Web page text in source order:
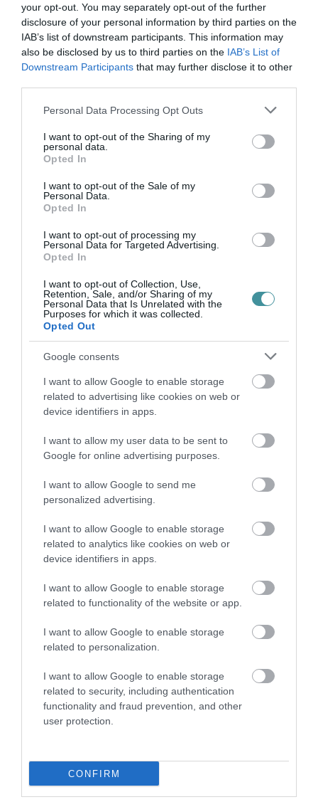
your opt-out. You may separately opt-out of the further
disclosure of your personal information by third parties on the
IAB’s list of downstream participants. This information may
also be disclosed by us to third parties on the IAB’s List of
Downstream Participants that may further disclose it to other
Please note that this website/app uses one or more Google
not limited to your visit or usage behaviour. You may click to
grant or deny consent to Google and its third-party tags to
use your data for below specified purposes in below Google
consent section.
Personal Data Processing Opt Outs
I want to opt-out of the Sharing of my
personal data.
Opted In
I want to opt-out of the Sale of my
Personal Data.
Opted In
I want to opt-out of processing my
Personal Data for Targeted Advertising.
Opted In
I want to opt-out of Collection, Use,
Retention, Sale, and/or Sharing of my
Personal Data that Is Unrelated with the
Purposes for which it was collected.
Opted Out
Google consents
I want to allow Google to enable storage
related to advertising like cookies on web or
device identifiers in apps.
I want to allow my user data to be sent to
Google for online advertising purposes.
I want to allow Google to send me
personalized advertising.
I want to allow Google to enable storage
related to analytics like cookies on web or
device identifiers in apps.
I want to allow Google to enable storage
related to functionality of the website or app.
I want to allow Google to enable storage
related to personalization.
I want to allow Google to enable storage
related to security, including authentication
functionality and fraud prevention, and other
user protection.
CONFIRM
Az iskolák újranyitásának feltétele az oktatásban dolgozók
koronavírus elleni védettsége – rögzítették az MTI-hez kedden
eljuttatott közös nyilatkozatukban oktatási szakszervezetek és
szakértők. ...
2021. április 13|Mindenki ügye
A pedagógusok 87 százaléka nem szeretne visszatérni a jelenléti
oktatáshoz április 19-én, azonban ha ezt mégis visszavezetik, 54
százalékuk bemenne a munkahelyére és megtartaná az óráit -
derül ki ...
2021. május 03|Mindenki ügye
A szervezet közleményét változtatás nélkül közzétesszük: Az
ADOM Diákmozgalom (korábbi nevén: Független Diákparlament)
petíciót indít a középiskolákban és felső tagozaton május 10-től
tervezett ...
ÍME, A 2021/2022-ES ISKOLAI TANÉV RENDJE
2021. június 09|Mindenki ügye
A kedden késő este megjelent Magyar Közlönyben kihirdették az
emberi erőforrások miniszterének rendeletét a 2021/2022. tanév
rendjéről. A rendelet szerint az első tanítási nap 2021.
MÉG JOBBAN KÖZPONTOSÍTHATJA A TANKÖNYVPIACOT A
2021. június 09
Mindenki ügye
Már nemcsak a tankönyvfejlesztésre, iskolák, könyvtárak
neki tetsző cégeket – írja a Népszava. A jövőben már nemcsak
az állami t...
DIGITÁLIS TANKÖNYVI FELÜLETET FEJLESZT AZ ESZTERHÁZY
KÁROLY EGYETEM
2021. június 21| Eger ügye
Digitális Tankönyvi Felületet fejleszt az Eszterházy Károly
Egyetem a Katolikus Pedagógiai Intézet munkatársai által
kidolgozott tananyagokhoz – az erről szóló megállapodást
Budapesten írta alá Dr....
HÖOK: FÜGGESSZÉK FEL A DIPLOMAÁTVÉTELHEZ SZÜKSÉGES
NYELVVIZSGA-KÖVETELMÉNYT!
2021. június 22|Mindenki ügye
követelményt az augusztus 31-éig záróvizsgázók számára,
beleértve az idei tanév keresztfélévében végzett hallgatókat is –
ezt kéri a kormány...